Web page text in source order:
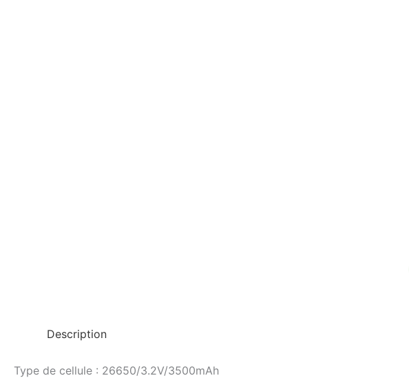
Description
Type de cellule : 26650/3.2V/3500mAh